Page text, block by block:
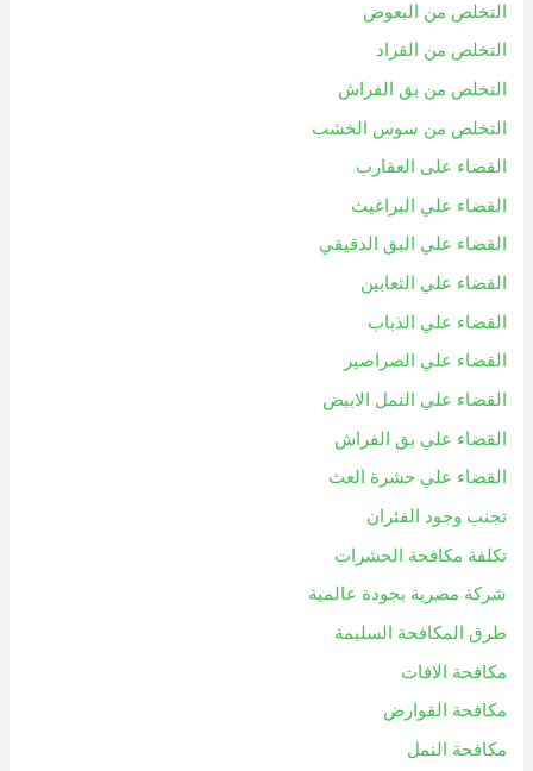
التخلص من البعوض
التخلص من القراد
التخلص من بق الفراش
التخلص من سوس الخشب
القضاء على العقارب
القضاء علي البراغيث
القضاء علي البق الدقيقي
القضاء علي الثعابين
القضاء علي الذباب
القضاء علي الصراصير
القضاء علي النمل الابيض
القضاء علي بق الفراش
القضاء علي حشرة العث
تجنب وجود الفئران
تكلفة مكافحة الحشرات
شركة مصرية بجودة عالمية
طرق المكافحة السليمة
مكافحة الافات
مكافحة القوارض
مكافحة النمل